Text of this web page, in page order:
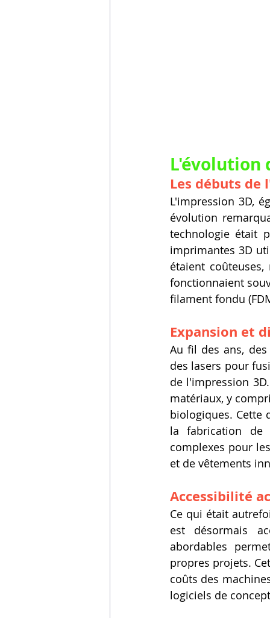
L'évolution
Les débuts de
L'impression 3D,
évolution
technologie était
imprimantes 3D
étaient
fonctionnaient
filament fondu
Expansion et
Au fil des ans,
des lasers pour
de l'impression
matériaux, y
biologiques. Cette
la fabrication de
complexes pour
et de vêtements
Accessibilité
Ce qui était
est désormais
abordables
propres projets.
coûts des
logiciels de